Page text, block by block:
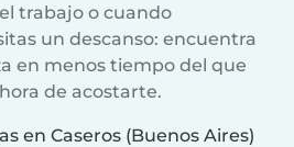
trabajo o cuando
un descanso: encuentra
en menos tiempo del que
de acostarte.
en Caseros (Buenos Aires)